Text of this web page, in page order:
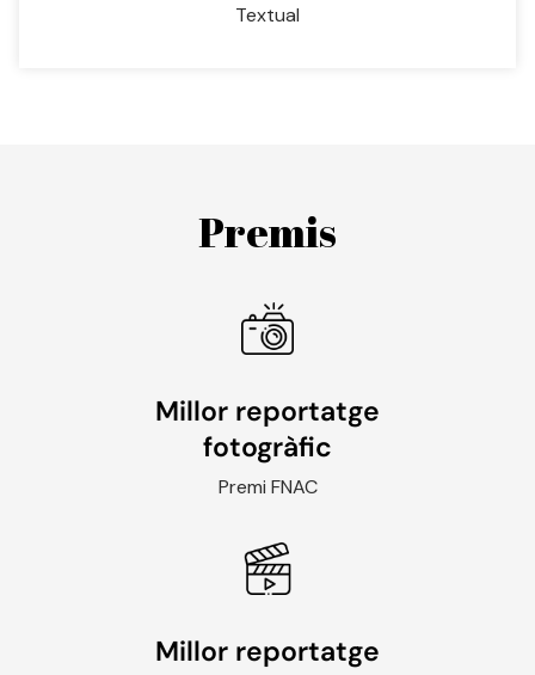
Textual
Premis
Millor reportatge
fotogràfic
Premi FNAC
Millor reportatge